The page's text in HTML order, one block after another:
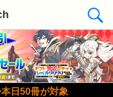
日50冊が対象